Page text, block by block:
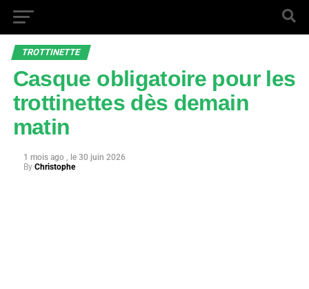
TROTTINETTE
Casque obligatoire pour les
trottinettes dès demain
matin
1 mois ago
30 juin 2026
By Christophe